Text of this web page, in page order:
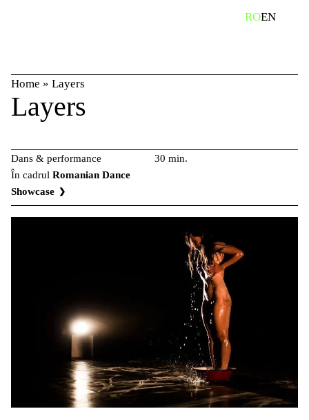
ROEN
Home » Layers
Layers
Dans & performance
În cadrul Romanian Dance
Showcase
30 min.